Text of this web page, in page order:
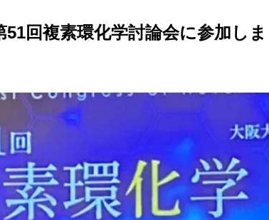
部初の大会出
51回複素環化学討論会に参加し